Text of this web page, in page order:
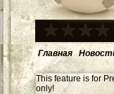
Главная
This feature is for
only!